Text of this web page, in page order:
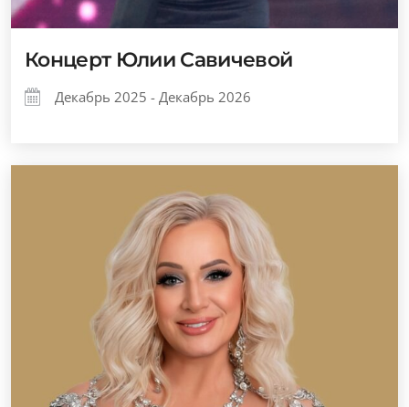
Концерт Юлии Савичевой
Декабрь 2025 - Декабрь 2026